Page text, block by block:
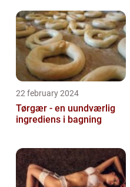
22 february 2024
Tørgær - en uundværlig
ingrediens i bagning